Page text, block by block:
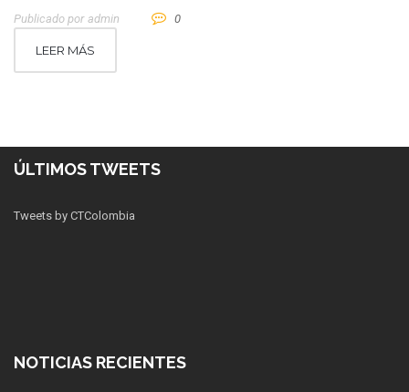
Publicado por Admin 0
LEER MÁS
ÚLTIMOS TWEETS
Tweets by CTColombia
NOTICIAS RECIENTES